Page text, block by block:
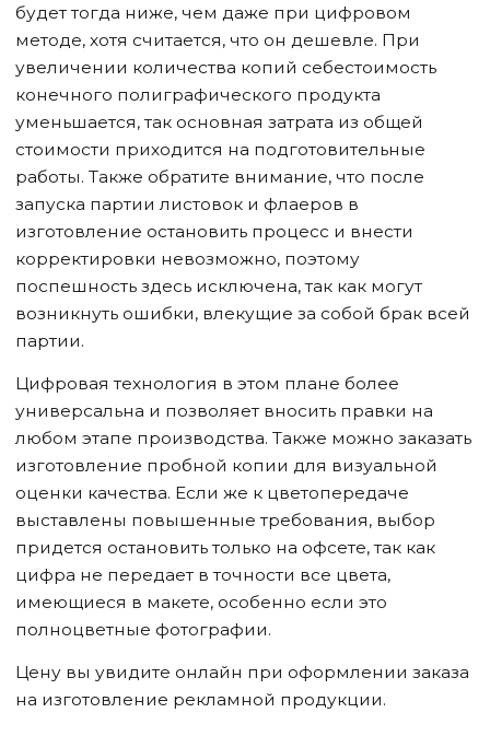
будет тогда ниже, чем даже при цифровом
методе, хотя считается, что он дешевле. При
увеличении количества копий себестоимость
конечного полиграфического продукта
уменьшается, так основная затрата из общей
стоимости приходится на подготовительные
работы. Также обратите внимание, что после
запуска партии листовок и флаеров в
изготовление остановить процесс и внести
корректировки невозможно, поэтому
поспешность здесь исключена, так как могут
возникнуть ошибки, влекущие за собой брак всей
партии.
Цифровая технология в этом плане более
универсальна и позволяет вносить правки на
любом этапе производства. Также можно заказать
изготовление пробной копии для визуальной
оценки качества. Если же к цветопередаче
выставлены повышенные требования, выбор
придется остановить только на офсете, так как
цифра не передает в точности все цвета,
имеющиеся в макете, особенно если это
полноцветные фотографии.
Цену вы увидите онлайн при оформлении заказа
на изготовление рекламной продукции.